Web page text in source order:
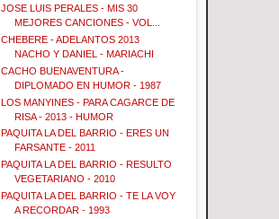
JOSE LUIS PERALES - MIS 30
MEJORES CANCIONES - VOL...
CHEBERE - ADELANTOS 2013
NACHO Y DANIEL - MARIACHI
CACHO BUENAVENTURA -
DIPLOMADO EN HUMOR - 1987
LOS MANYINES - PARA CAGARCE DE
RISA - 2013 - HUMOR
PAQUITA LA DEL BARRIO - ERES UN
FARSANTE - 2011
PAQUITA LA DEL BARRIO - RESULTO
VEGETARIANO - 2010
PAQUITA LA DEL BARRIO - TE LA VOY
A RECORDAR - 1993